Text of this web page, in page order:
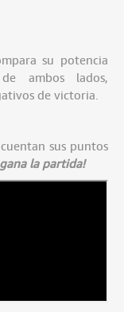
su potencia
ambos lados,
de victoria.
sus puntos
la partida!